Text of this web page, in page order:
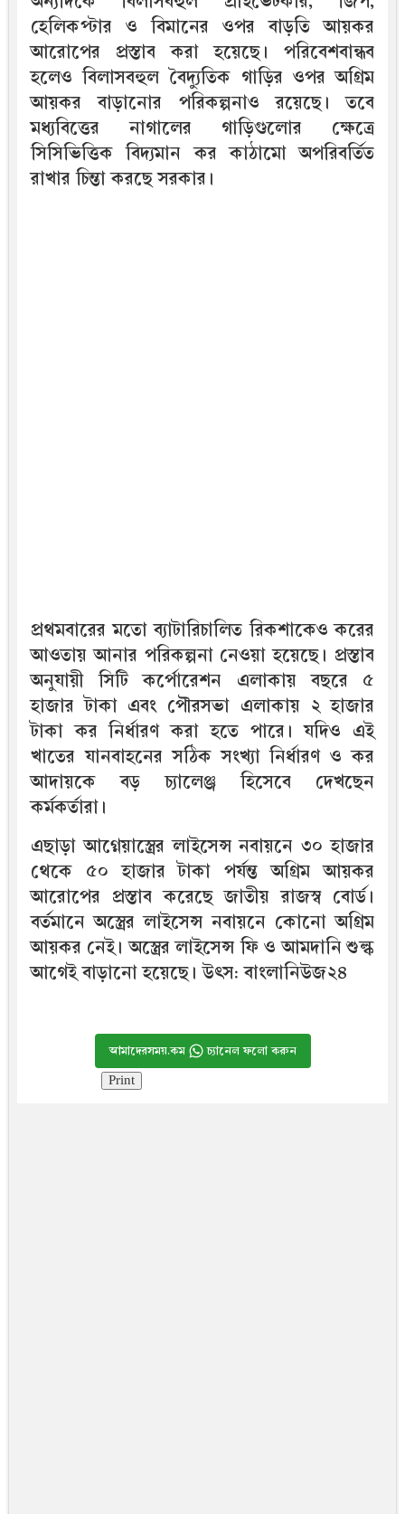
হেলিকপ্টার ও বিমানের ওপর বাড়তি আয়কর
আরোপের প্রস্তাব করা হয়েছে। পরিবেশবান্ধব
হলেও বিলাসবহুল বৈদ্যুতিক গাড়ির ওপর অগ্রিম
আয়কর বাড়ানোর পরিকল্পনাও রয়েছে। তবে
মধ্যবিত্তের নাগালের গাড়িগুলোর ক্ষেত্রে
সিসিভিত্তিক বিদ্যমান কর কাঠামো অপরিবর্তিত
রাখার চিন্তা করছে সরকার।
প্রথমবারের মতো ব্যাটারিচালিত রিকশাকেও করের
আওতায় আনার পরিকল্পনা নেওয়া হয়েছে। প্রস্তাব
অনুযায়ী সিটি কর্পোরেশন এলাকায় বছরে ৫
হাজার টাকা এবং পৌরসভা এলাকায় ২ হাজার
টাকা কর নির্ধারণ করা হতে পারে। যদিও এই
খাতের যানবাহনের সঠিক সংখ্যা নির্ধারণ ও কর
আদায়কে বড় চ্যালেঞ্জ হিসেবে দেখছেন
কর্মকর্তারা।
এছাড়া আগ্নেয়াস্ত্রের লাইসেন্স নবায়নে ৩০ হাজার
থেকে ৫০ হাজার টাকা পর্যন্ত অগ্রিম আয়কর
আরোপের প্রস্তাব করেছে জাতীয় রাজস্ব বোর্ড।
বর্তমানে অস্ত্রের লাইসেন্স নবায়নে কোনো অগ্রিম
আয়কর নেই। অস্ত্রের লাইসেন্স ফি ও আমদানি শুল্ক
আগেই বাড়ানো হয়েছে। উৎস: বাংলানিউজ২৪
আমাদেরসময়.কম চ্যানেল ফলো করুন
Print